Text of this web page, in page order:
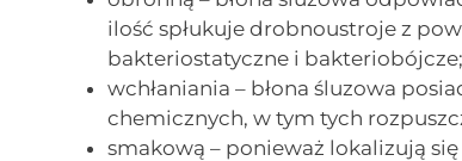
ilość spłukuje drobnoustroje z
bakteriostatyczne i bakteriobójcze;
wchłaniania – błona śluzowa
chemicznych, w tym tych
smakową – ponieważ lokalizują